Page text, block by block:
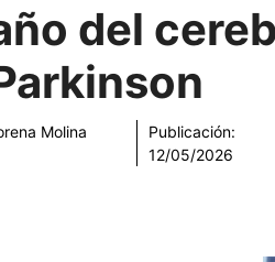
del
Molina
Publicación:
12/05/2026